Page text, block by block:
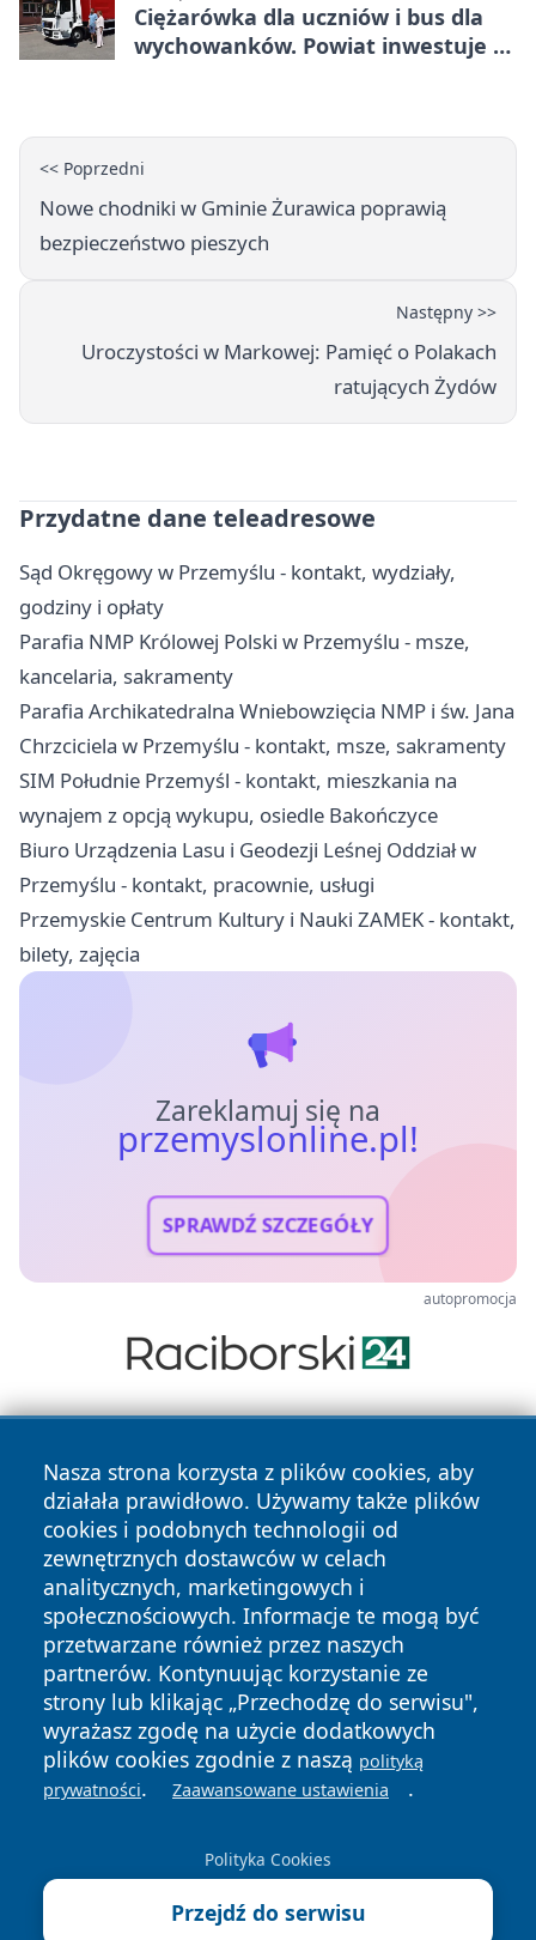
Ciężarówka dla uczniów i bus dla
wychowanków. Powiat inwestuje w
<< Poprzedni
Nowe chodniki w Gminie Żurawica poprawią
bezpieczeństwo pieszych
Następny >>
Uroczystości w Markowej: Pamięć o Polakach
ratujących Żydów
Przydatne dane teleadresowe
Sąd Okręgowy w Przemyślu - kontakt, wydziały,
godziny i opłaty
Parafia NMP Królowej Polski w Przemyślu - msze,
kancelaria, sakramenty
Parafia Archikatedralna Wniebowzięcia NMP i św. Jana
Chrzciciela w Przemyślu - kontakt, msze, sakramenty
SIM Południe Przemyśl - kontakt, mieszkania na
wynajem z opcją wykupu, osiedle Bakończyce
Biuro Urządzenia Lasu i Geodezji Leśnej Oddział w
Przemyślu - kontakt, pracownie, usługi
Przemyskie Centrum Kultury i Nauki ZAMEK - kontakt,
bilety, zajęcia
Zareklamuj się na
przemyslonline.pl!
SPRAWDŹ SZCZEGÓŁY
autopromocja
Nasza strona korzysta z plików cookies, aby
działała prawidłowo. Używamy także plików
cookies i podobnych technologii od
zewnętrznych dostawców w celach
analitycznych, marketingowych i
społecznościowych. Informacje te mogą być
przetwarzane również przez naszych
partnerów. Kontynuując korzystanie ze
strony lub klikając „Przechodzę do serwisu",
wyrażasz zgodę na użycie dodatkowych
plików cookies zgodnie z naszą polityką
prywatności. Zaawansowane ustawienia .
Polityka Cookies
Przejdź do serwisu
Copyright © 2026 przemyslonline.pl Wszystkie prawa
zastrzeżone.
News Autorzy
Polityka
Prywatności
Polityka
Cookies